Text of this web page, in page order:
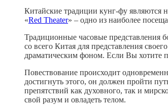
Китайские традиции кунг-фу являются
«Red Theater» – одно из наиболее
Традиционные часовые представления
со всего Китая для представления
драматическим фоном. Если Вы хотите
Повествование происходит
достигнуть этого, он должен пройти
препятствий как духовного, так и
свой разум и овладеть телом.